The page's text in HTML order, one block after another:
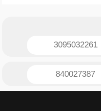
3095032261
840027387